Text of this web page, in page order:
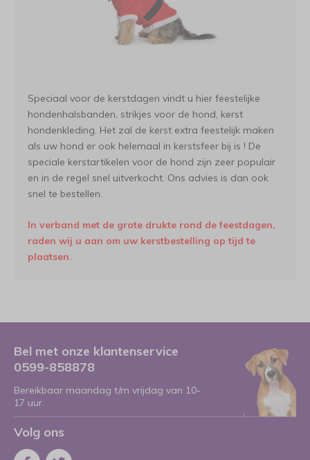
Speciaal voor de kerstdagen vindt u hier feestelijke
hondenhalsbanden, strikjes voor de hond, kerst
hondenkleding. Het zal de kerst extra feestelijk maken
als uw hond er ook helemaal in kerstsfeer bij is ! De
speciale kerstartikelen voor de hond zijn zeer populair
en in de regel snel uitverkocht. Ons advies is dan ook
snel te bestellen.
In verband met de grote drukte rond de feestdagen,
raden wij u aan om uw kerstbestelling op tijd te
plaatsen.
Bel met onze klantenservice
0599-858878
Bereikbaar maandag t/m vrijdag van 10-
17 uur.
Volg ons